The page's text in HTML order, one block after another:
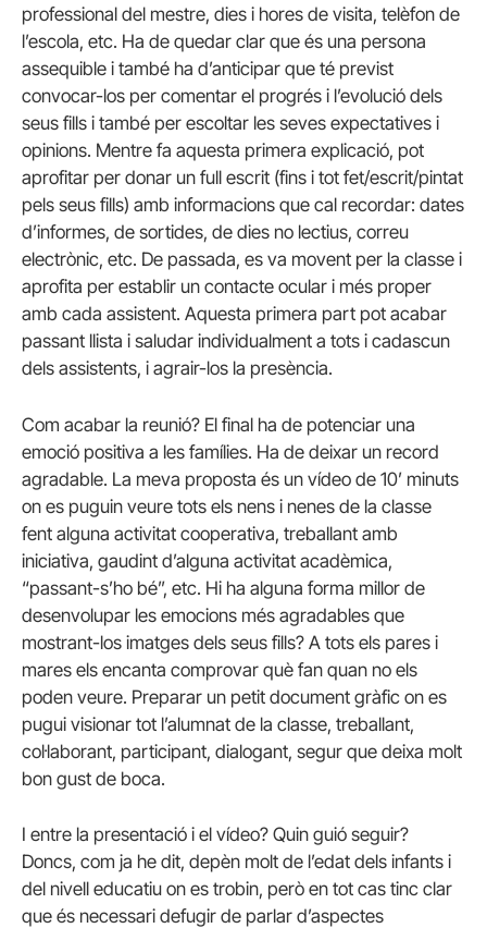
professional del mestre, dies i hores de visita, telèfon de
l’escola, etc. Ha de quedar clar que és una persona
assequible i també ha d’anticipar que té previst
convocar-los per comentar el progrés i l’evolució dels
seus fills i també per escoltar les seves expectatives i
opinions. Mentre fa aquesta primera explicació, pot
aprofitar per donar un full escrit (fins i tot fet/escrit/pintat
pels seus fills) amb informacions que cal recordar: dates
d’informes, de sortides, de dies no lectius, correu
electrònic, etc. De passada, es va movent per la classe i
aprofita per establir un contacte ocular i més proper
amb cada assistent. Aquesta primera part pot acabar
passant llista i saludar individualment a tots i cadascun
dels assistents, i agrair-los la presència.
Com acabar la reunió? El final ha de potenciar una
emoció positiva a les famílies. Ha de deixar un record
agradable. La meva proposta és un vídeo de 10’ minuts
on es puguin veure tots els nens i nenes de la classe
fent alguna activitat cooperativa, treballant amb
iniciativa, gaudint d’alguna activitat acadèmica,
“passant-s’ho bé”, etc. Hi ha alguna forma millor de
desenvolupar les emocions més agradables que
mostrant-los imatges dels seus fills? A tots els pares i
mares els encanta comprovar què fan quan no els
poden veure. Preparar un petit document gràfic on es
pugui visionar tot l’alumnat de la classe, treballant,
col·laborant, participant, dialogant, segur que deixa molt
bon gust de boca.
I entre la presentació i el vídeo? Quin guió seguir?
Doncs, com ja he dit, depèn molt de l’edat dels infants i
del nivell educatiu on es trobin, però en tot cas tinc clar
que és necessari defugir de parlar d’aspectes